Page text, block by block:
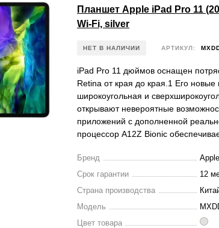
Планшет Apple iPad Pro 11
Wi-Fi, silver
НЕТ В НАЛИЧИИ АРТИКУЛ:
iPad Pro 11 дюймов оснащен
Retina от края до края.1 Его
широкоугольная и
открывают невероятные
приложений с дополненной
процессор A12Z Bionic
Бренд
Apple
Срок гарантии
12
Страна производства
Модель
Цвет товара